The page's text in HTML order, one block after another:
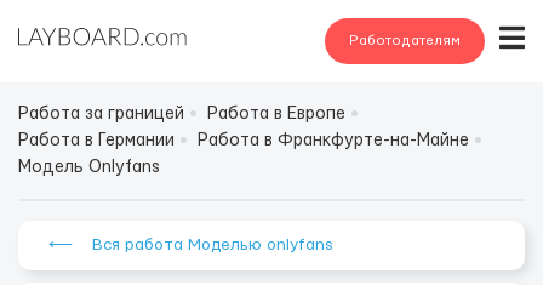
Работодателям
Работа за границей
Работа в Европе
Работа в Германии
Работа в Франкфурте-на-Майне
Модель Onlyfans
⟵ Вся работа Моделью onlyfans